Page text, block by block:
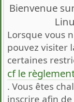
Bienvenue
Lorsque vous
pouvez visiter
certaines
. Vous êtes
inscrire afin